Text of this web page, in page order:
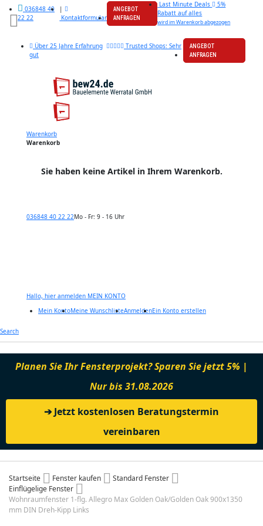
036848 40
22 22
|
Kontaktformular
ANGEBOT
ANFRAGEN
Last Minute Deals
5%
Rabatt auf alles
wird im Warenkorb abgezogen
Über 25 Jahre Erfahrung
Trusted Shops: Sehr
gut
ANGEBOT
ANFRAGEN
Warenkorb
Warenkorb
Sie haben keine Artikel in Ihrem Warenkorb.
036848 40 22 22Mo - Fr: 9 - 16 Uhr
Hallo, hier anmelden MEIN KONTO
Mein KontoMeine WunschlisteAnmeldenEin Konto erstellen
Search
Planen Sie Ihr Fensterprojekt? Sparen Sie jetzt 5% |
Nur bis 31.08.2026
➔ Jetzt kostenlosen Beratungstermin
vereinbaren
Startseite Fenster kaufen
Standard Fenster
Einflügelige Fenster
Wohnraumfenster 1-flg. Allegro Max Golden Oak/Golden Oak 900x1350
mm DIN Dreh-Kipp Links